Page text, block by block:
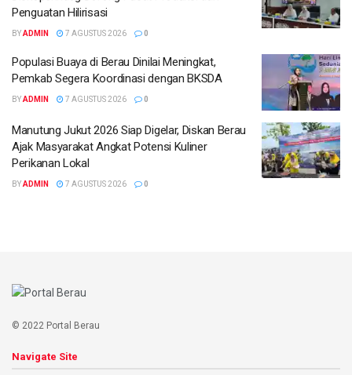
Penguatan Hilirisasi
BYADMIN 7 AGUSTUS 2026 0
Populasi Buaya di Berau Dinilai Meningkat,
Pemkab Segera Koordinasi dengan BKSDA
BYADMIN 7 AGUSTUS 2026 0
Manutung Jukut 2026 Siap Digelar, Diskan Berau
Ajak Masyarakat Angkat Potensi Kuliner
Perikanan Lokal
BYADMIN 7 AGUSTUS 2026 0
© 2022 Portal Berau
Navigate Site